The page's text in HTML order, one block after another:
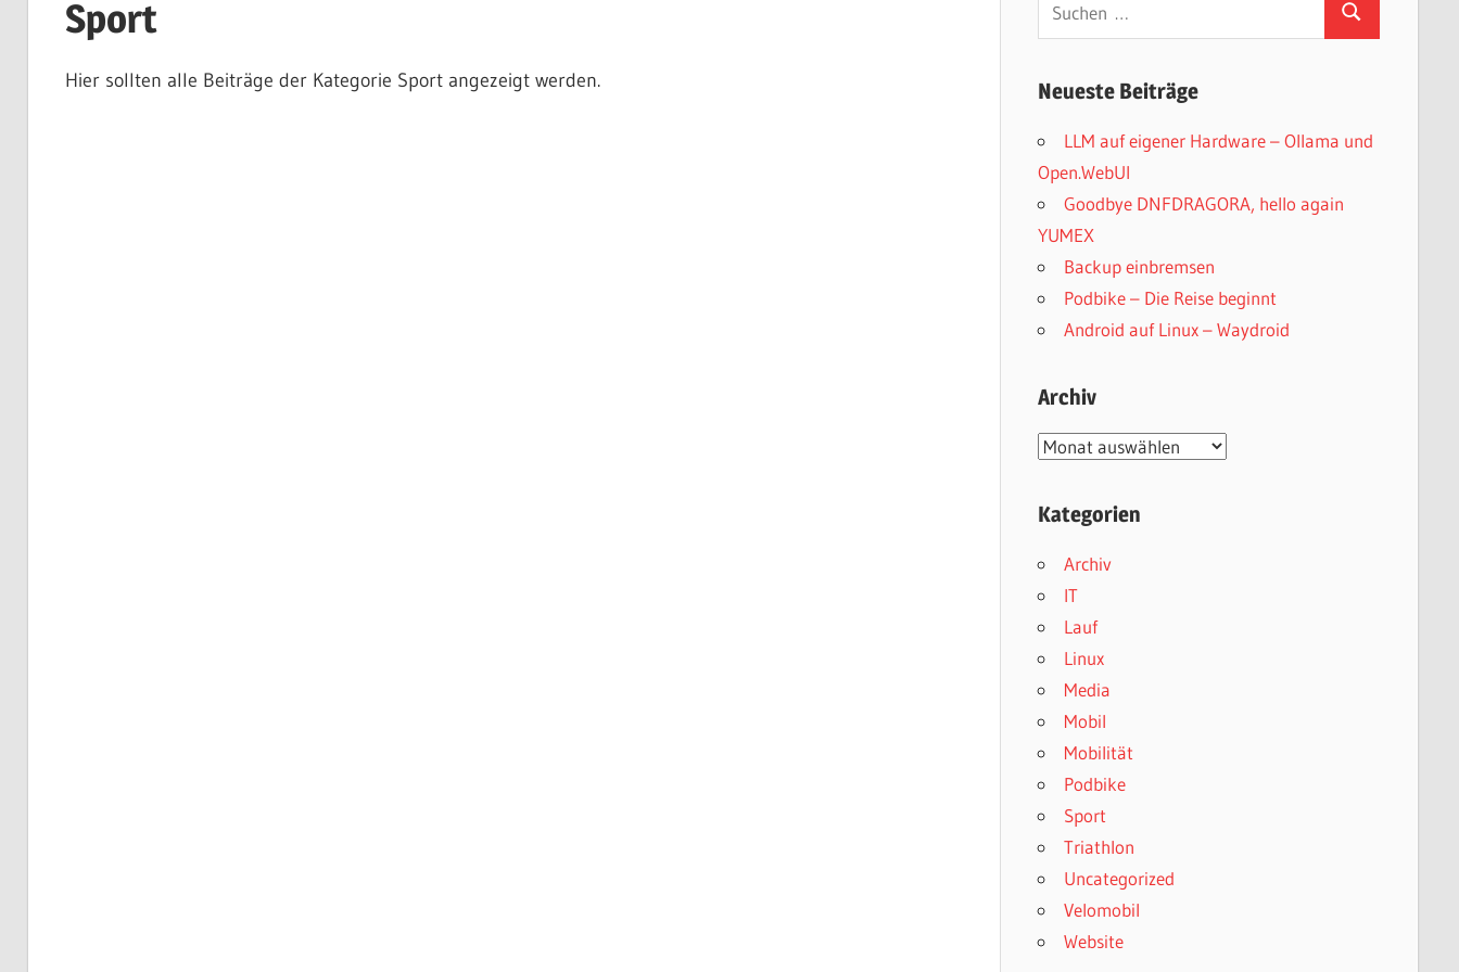
Sport
Hier sollten alle Beiträge der Kategorie Sport angezeigt werden.
Suchen
Neueste Beiträge
LLM auf eigener Hardware – Ollama und
Open.WebUI
Goodbye DNFDRAGORA, hello again
YUMEX
Backup einbremsen
Podbike – Die Reise beginnt
Android auf Linux – Waydroid
Archiv
Archiv
Kategorien
Archiv
IT
Lauf
Linux
Media
Mobil
Mobilität
Podbike
Sport
Triathlon
Uncategorized
Velomobil
Website